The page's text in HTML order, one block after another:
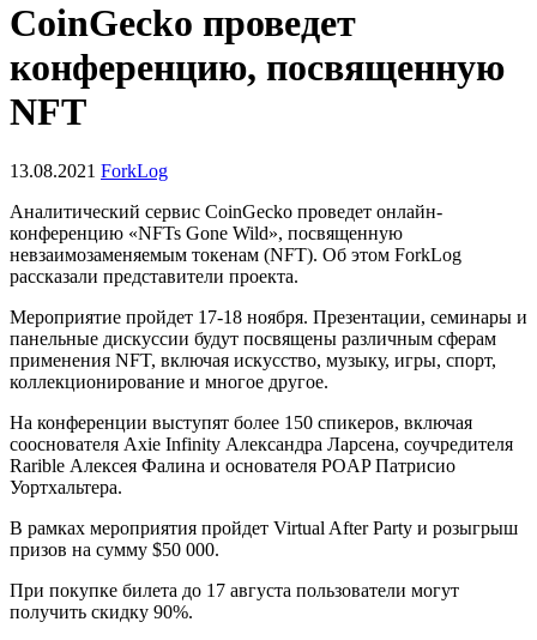
CoinGecko проведет
конференцию, посвященную
NFT
13.08.2021 ForkLog
Аналитический сервис CoinGecko проведет онлайн-
конференцию «NFTs Gone Wild», посвященную
невзаимозаменяемым токенам (NFT). Об этом ForkLog
рассказали представители проекта.
Мероприятие пройдет 17-18 ноября. Презентации, семинары и
панельные дискуссии будут посвящены различным сферам
применения NFT, включая искусство, музыку, игры, спорт,
коллекционирование и многое другое.
На конференции выступят более 150 спикеров, включая
сооснователя Axie Infinity Александра Ларсена, соучредителя
Rarible Алексея Фалина и основателя POAP Патрисио
Уортхальтера.
В рамках мероприятия пройдет Virtual After Party и розыгрыш
призов на сумму $50 000.
При покупке билета до 17 августа пользователи могут
получить скидку 90%.